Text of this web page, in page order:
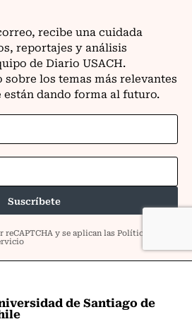
de Santiago de